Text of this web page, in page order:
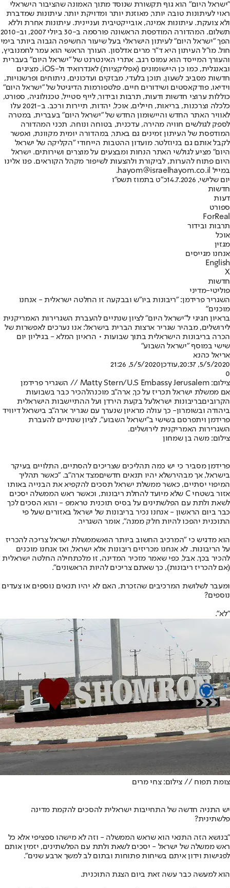
"ישראל היום" הוא גוף תקשורת שנוסד מתוך האמונה שהציבור הישראלי
ראוי לעיתונות טובה יותר, מאוזנת יותר ומדויקת יותר. עיתונות שמדברת
ולא צועקת. עיתונות אמינה, אובייקטיבית ועניינית. עיתונות אחרת וללא
תשלום. המהדורה המודפסת הראשונה פורסמה ב-30 ביולי 2007, וב-2010
הפך "ישראל היום" לעיתון הישראלי בעל שיעור החשיפה הגבוה ביותר בימי
חול. מו"ל העיתון היא ד"ר מרים אדלסון. העורך הראשי הוא עמר לחמנוביץ,
והעורך המייסד הוא עמוס רגב. אתרי האינטרנט של "ישראל היום" בעברית
ובאנגלית, כמו כן היישומונים (אפליקציות) לאנדרואיד ול-iOS, מציגים
חדשות מסביב לשעון, תוכן בלעדי, מבזקים ועדכונים, ניתוחים ופרשנויות,
וידיאו, פודקאסטים ושידורים חיים. פלטפורמות הדיגיטל של "ישראל היום"
כוללות ערוצי חדשות ודעות, תרבות ובידור, לייף סטייל, טכנולוגיה, ספורט,
כלכלה וצרכנות, בריאות, חיילים, אוכל, יהדות, תיירות ורכב. ב-2021 עלו
לאוויר האתר החדש והיישומון החדש של "ישראל היום" בעברית, במטרה
לספק לגולשים חוויה מהירה, עדכנית, בטוחה ונוחה. תכני המהדורה
המודפסת של העיתון זמינים גם באתר, במהדורה יומית מקוונת, ואפשר
לקבל אותם גם בניוזלטר. מועדון ההטבות הייחודי "הקליקה של ישראל
היום" מציע לגולשי האתר הנחות ומבצעים על מוצרים ושירותים. ישראל
היום פתוח להערות, לביקורת ולהצעות לשיפור מקהל הקוראים. פנו אלינו
במייל hayom@israelhayom.co.il.
יום שלישי, 14.7.2026
כ"ט בתמוז תשפ"ו
חדשות
דעות
ספורט
ForReal
תרבות ובידור
אוכל
מגזין
אנחנו מגייסים
English
X
חדשות
פוליטי-מדיני
השגריר פרידמן: "ריבונות ביו"ש ובבקעה זו החלטה ישראלית - אנחנו
מוכנים"
בראיון חגיגי ל"ישראל היום" לציון שנתיים להעברת השגרירות האמריקנית
לירושלים, מבהיר שגריר ארצות הברית בישראל: אנו נערכים לאפשרות של
הכרה בריבונות הישראלית בתוך שבועות • הראיון המלא - בגיליון יום
שישי במוסף "ישראל השבוע"
אריאל כהנא
5/5/2020, 20:37
,עודכן5/5/2020, 21:26
0
צילום: Matty Stern/U.S Embassy Jerusalem // השגריר פרידמן
אם ממשלת ישראל תכריז על כך, ארה"ב מוכנהלהכיר כבר בשבועות
הקרוביםבריבונות ישראלעל בקעת הירדן ועל ההתיישבות הישראלית
ביהודה ובשומרון- כך עולה מראיון שנערך עם שגריר ארה"ב בישראל דיוויד
פרידמן ויתפרסם בשישי ב"ישראל השבוע", לציון שנתיים להעברת
השגרירות האמריקנית לירושלים.
צילום: משה בן שמחון
פרידמן מסביר כי יש כמה תהליכים שצריכים להסתיים, התלויים בעיקר
בישראל, אך מבהירשלא יהיו תנאים חדשיםמצד ארה"ב. "כאשר תהליך
המיפוי יסתיים, כאשר ממשלת ישראל תסכים להקפיא את הבנייה באותו
אזור בשטחי C שלא מיועד להחלת ריבונות, וכאשר ראש הממשלה יסכים
לשאת ולתת עם הפלשתינים על בסיס תוכנית טראמפ - והוא הסכים לכך
כבר ביום הראשון - אנחנו נכיר בריבונות של ישראל באזורים שעל פי
התוכנית יהפכו להיות חלק ממנה", אומר השגריר.
הוא מדגיש כי "המרכיב החשוב ביותר הואשממשלת ישראל צריכה להכריז
על הריבונות. לא אנחנו מכריזים ריבונות אלא ישראל, ואז אנחנו מוכנים
להכיר בכך. אבל, כפי שאמר מזכיר המדינה, זו מלכתחילה החלטה ישראלית
(אם להכריז ריבונות), כך שאתם צריכים להיות הראשונים".
ומעבר לשלושת המרכיבים שהזכרת, האם לא יהיו תנאים נוספים או צעדים
נוספים?
"לא".
צומת תפוח // צילום: צחי מרים
יש התניה חדשה של התחייבות ישראלית להסכים להקמת מדינה
פלשתינית?
"בנושא הזה התנאי הוא שראש הממשלה - וזה לא מישהו ספציפי אלא כל
ראש ממשלה של ישראל - יסכים לשאת ולתת עם הפלשתינים, יזמין אותם
לפגישות וידון איתם בשיחות פתוחות ובתום לב למשך ארבע שנים".
הוא למעשה כבר עשה זאת ביום הצגת התוכנית.